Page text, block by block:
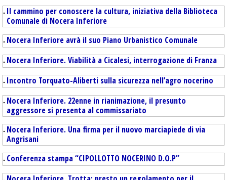
Il cammino per conoscere la cultura, iniziativa della Biblioteca
Comunale di Nocera Inferiore
Nocera Inferiore avrà il suo Piano Urbanistico Comunale
Nocera Inferiore. Viabilità a Cicalesi, interrogazione di Franza
Incontro Torquato-Aliberti sulla sicurezza nell’agro nocerino
Nocera Inferiore. 22enne in rianimazione, il presunto
aggressore si presenta al commissariato
Nocera Inferiore. Una firma per il nuovo marciapiede di via
Angrisani
Conferenza stampa “CIPOLLOTTO NOCERINO D.O.P”